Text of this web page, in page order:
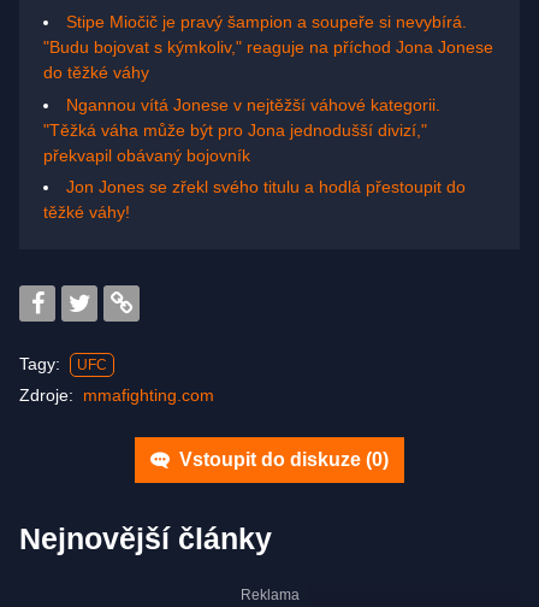
Stipe Miočič je pravý šampion a soupeře si nevybírá.
"Budu bojovat s kýmkoliv," reaguje na příchod Jona Jonese
do těžké váhy
Ngannou vítá Jonese v nejtěžší váhové kategorii.
"Těžká váha může být pro Jona jednodušší divizí,"
překvapil obávaný bojovník
Jon Jones se zřekl svého titulu a hodlá přestoupit do
těžké váhy!
Tagy: UFC
Zdroje: mmafighting.com
Vstoupit do diskuze (0)
Nejnovější články